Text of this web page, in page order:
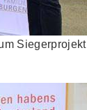
Siegerprojekt